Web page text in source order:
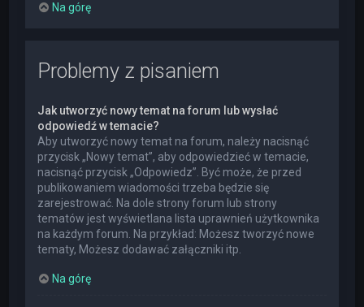
Na górę
Problemy z pisaniem
Jak utworzyć nowy temat na forum lub wysłać
odpowiedź w temacie?
Aby utworzyć nowy temat na forum, należy nacisnąć
przycisk „Nowy temat”, aby odpowiedzieć w temacie,
nacisnąć przycisk „Odpowiedz”. Być może, że przed
publikowaniem wiadomości trzeba będzie się
zarejestrować. Na dole strony forum lub strony
tematów jest wyświetlana lista uprawnień użytkownika
na każdym forum. Na przykład: Możesz tworzyć nowe
tematy, Możesz dodawać załączniki itp.
Na górę